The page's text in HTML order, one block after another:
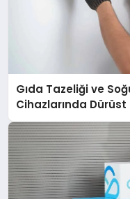
Gıda Tazeliği ve
Cihazlarında